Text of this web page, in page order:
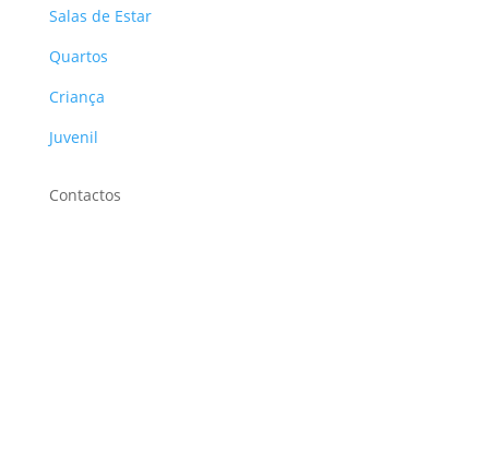
Salas de Estar
Quartos
Criança
Juvenil
Contactos